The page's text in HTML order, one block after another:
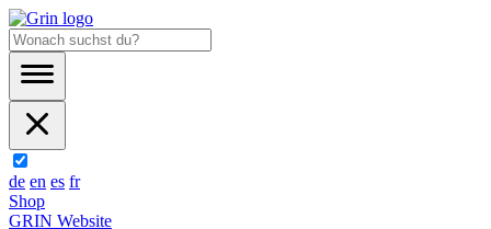
de en es fr
Shop
GRIN Website